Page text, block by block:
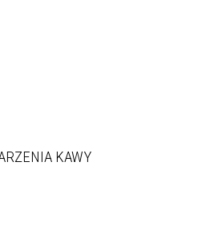
KAWY